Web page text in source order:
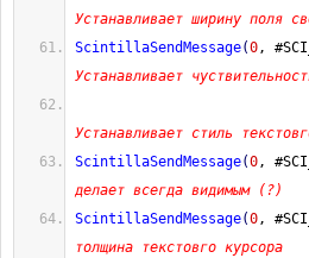
Устанавливает ширину поля
ScintillaSendMessage(0,
Устанавливает
Устанавливает стиль
ScintillaSendMessage(0,
делает всегда видимым (?)
ScintillaSendMessage(0,
толщина текстовго курсора